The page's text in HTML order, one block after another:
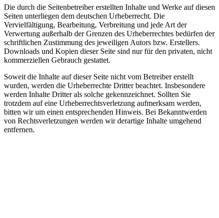
Die durch die Seitenbetreiber erstellten Inhalte und Werke auf diesen
Seiten unterliegen dem deutschen Urheberrecht. Die
Vervielfältigung, Bearbeitung, Verbreitung und jede Art der
Verwertung außerhalb der Grenzen des Urheberrechtes bedürfen der
schriftlichen Zustimmung des jeweiligen Autors bzw. Erstellers.
Downloads und Kopien dieser Seite sind nur für den privaten, nicht
kommerziellen Gebrauch gestattet.
Soweit die Inhalte auf dieser Seite nicht vom Betreiber erstellt
wurden, werden die Urheberrechte Dritter beachtet. Insbesondere
werden Inhalte Dritter als solche gekennzeichnet. Sollten Sie
trotzdem auf eine Urheberrechtsverletzung aufmerksam werden,
bitten wir um einen entsprechenden Hinweis. Bei Bekanntwerden
von Rechtsverletzungen werden wir derartige Inhalte umgehend
entfernen.